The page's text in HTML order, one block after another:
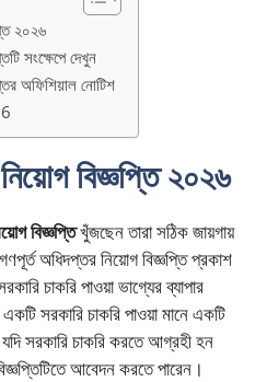
২০২৬
সংক্ষেপে দেখুন
অফিশিয়াল নোটিশ
বিজ্ঞপ্তি ২০২৬
বিজ্ঞপ্তিখুঁজছেন তারা সঠিক জায়গায়
অধিদপ্তর নিয়োগ বিজ্ঞপ্তি প্রকাশ
চাকরি পাওয়া ভাগ্যের ব্যাপার
সরকারি চাকরি পাওয়া মানে একটি
সরকারি চাকরি করতে আগ্রহী হন
আবেদন করতে পারেন।